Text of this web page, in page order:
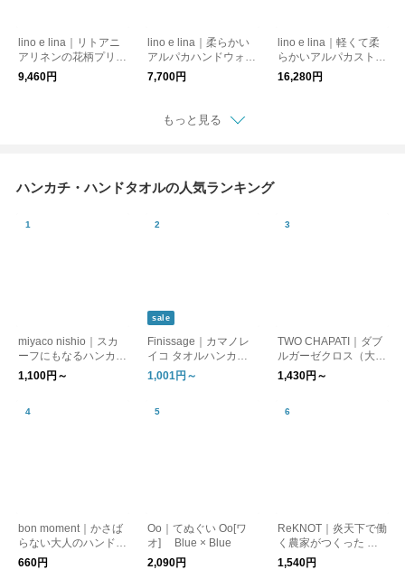
lino e lina｜リトアニ
アリネンの花柄プリン
トショール・ストール
フロレゾン｜全2柄
9,460円
lino e lina｜柔らかい
アルパカハンドウォー
マー・手袋 フラッフ
ィー｜全4色
7,700円
lino e lina｜軽くて柔
らかいアルパカストー
ル・マフラー チクラ
ヨ｜全2色
16,280円
もっと見る
ハンカチ・ハンドタオルの人気ランキング
miyaco nishio｜スカ
ーフにもなるハンカチ
【日焼け対策】【はん
かち】【プレゼント】
1,100円～
sale
Finissage｜カマノレ
イコ タオルハンカチ
「ねこの暮らし。」
[ゆうパケット対応] ギ
1,001円～
TWO CHAPATI｜ダブ
ルガーゼクロス（大判
ハンカチ）【プレゼン
ト】【バレンタイン】
1,430円～
bon moment｜かさば
らない大人のハンドタ
オル ガーゼハンカチ
【33×33cm】
660円
Oo｜てぬぐい Oo[ワ
オ] Blue × Blue
2,090円
ReKNOT｜炎天下で働
く農家がつくった 手
ぬぐい タオル スカー
フ ユニセックス 吸水
1,540円